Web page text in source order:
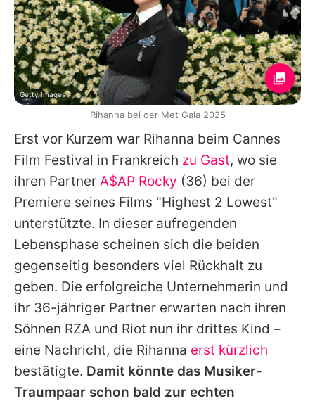
Erst vor Kurzem war Rihanna beim Cannes
Film Festival in Frankreich zu Gast, wo sie
ihren Partner A$AP Rocky (36) bei der
Premiere seines Films "Highest 2 Lowest"
unterstützte. In dieser aufregenden
Lebensphase scheinen sich die beiden
gegenseitig besonders viel Rückhalt zu
geben. Die erfolgreiche Unternehmerin und
ihr 36-jähriger Partner erwarten nach ihren
Söhnen RZA und Riot nun ihr drittes Kind –
eine Nachricht, die Rihanna erst kürzlich
bestätigte. Damit könnte das Musiker-
Traumpaar schon bald zur echten
Getty Images
Rihanna bei der Met Gala 2025